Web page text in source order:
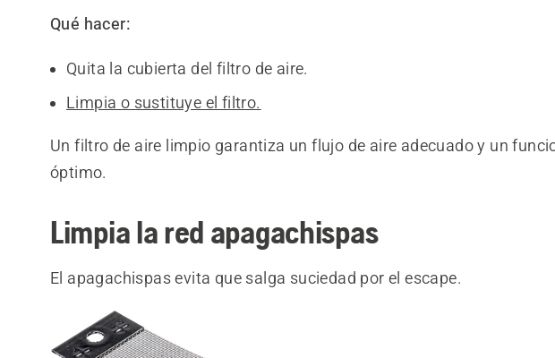
Qué hacer:
Quita la cubierta del filtro de aire.
Limpia o sustituye el filtro.
Un filtro de aire limpio garantiza un flujo de aire adecuado y un
óptimo.
Limpia la red apagachispas
El apagachispas evita que salga suciedad por el escape.